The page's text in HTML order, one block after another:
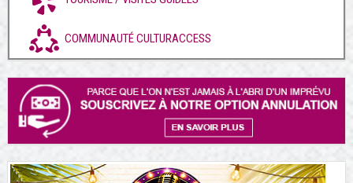
COMMUNAUTÉ CULTURACCESS